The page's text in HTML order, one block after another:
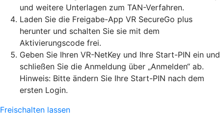
und weitere Unterlagen zum TAN-Verfahren.
Laden Sie die Freigabe-App VR SecureGo plus
herunter und schalten Sie sie mit dem
Aktivierungscode frei.
Geben Sie Ihren VR-NetKey und Ihre Start-PIN ein und
schließen Sie die Anmeldung über „Anmelden“ ab.
Hinweis: Bitte ändern Sie Ihre Start-PIN nach dem
ersten Login.
Freischalten lassen